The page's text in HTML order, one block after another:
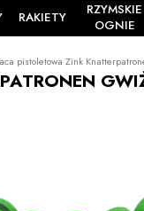
RAKIETY
RZYMSKIE
OGNIE
pistoletowa Zink